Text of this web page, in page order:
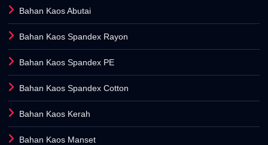
Bahan Kaos Abutai
Bahan Kaos Spandex Rayon
Bahan Kaos Spandex PE
Bahan Kaos Spandex Cotton
Bahan Kaos Kerah
Bahan Kaos Manset